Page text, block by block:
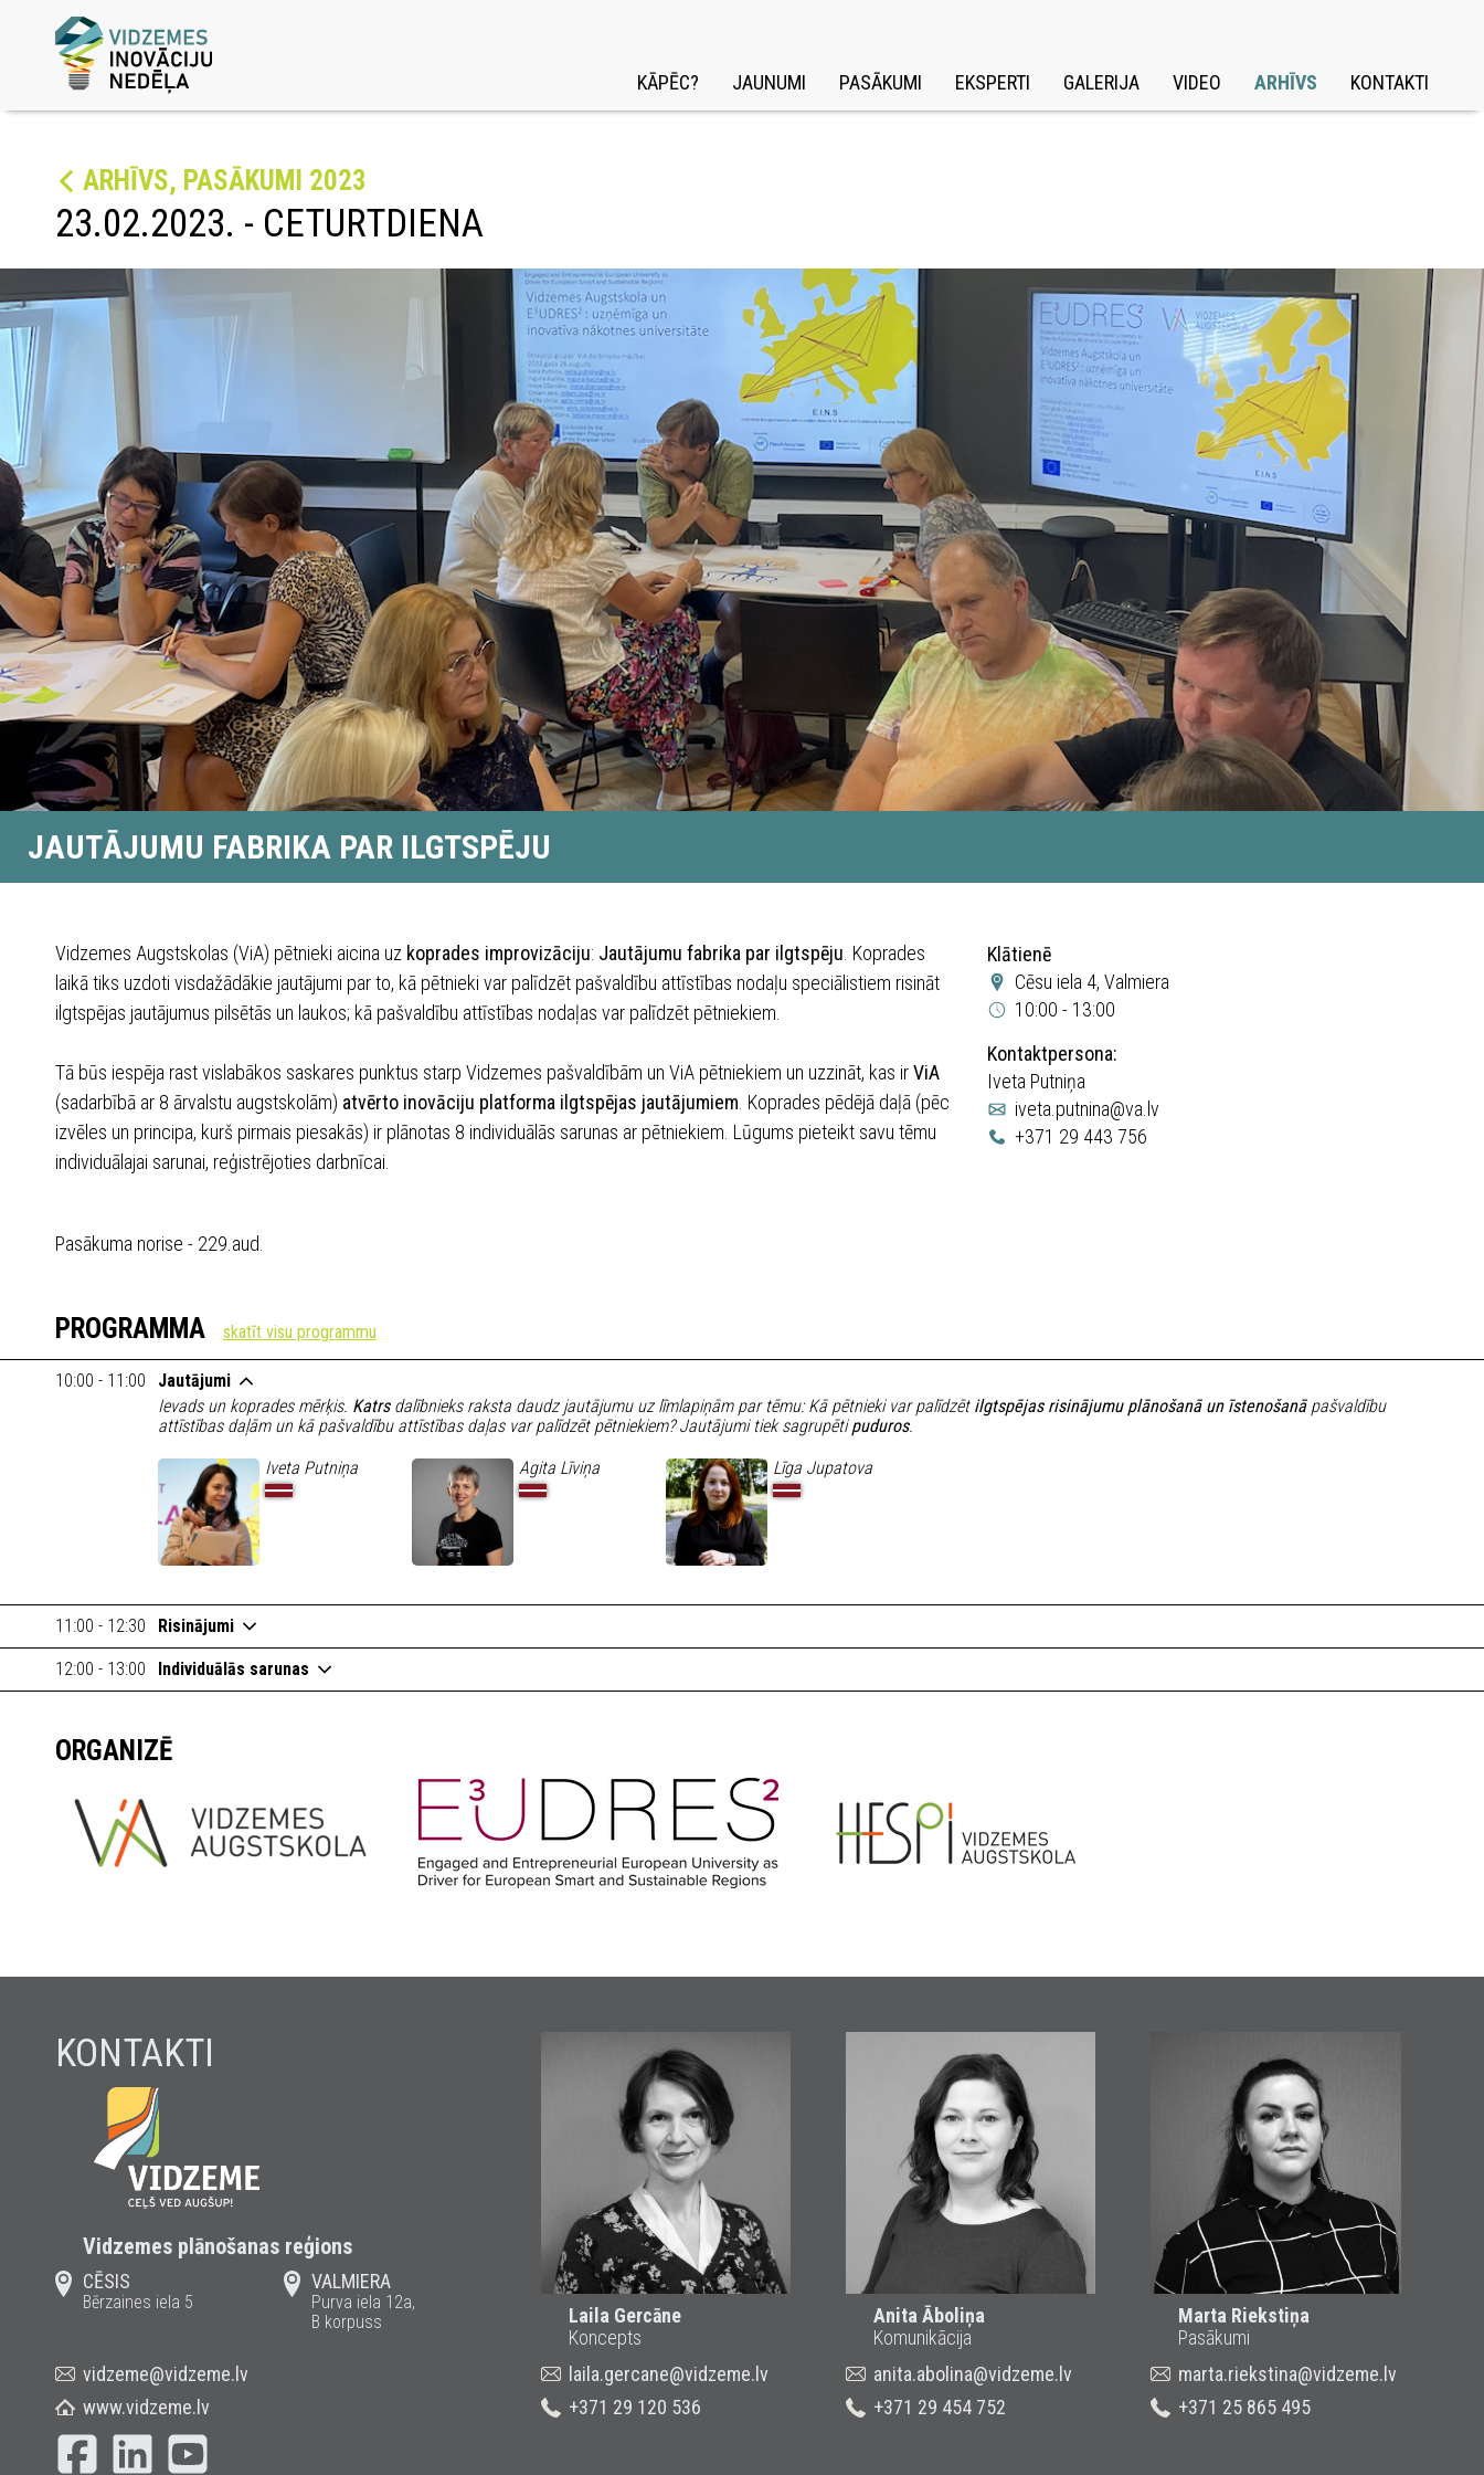
KĀPĒC? JAUNUMI PASĀKUMI EKSPERTI GALERIJA VIDEO ARHĪVS KONTAKTI
ARHĪVS, PASĀKUMI 2023
23.02.2023. - CETURTDIENA
JAUTĀJUMU FABRIKA PAR ILGTSPĒJU
Klātienē
Cēsu iela 4, Valmiera
10:00 - 13:00
Kontaktpersona:
Iveta Putniņa
iveta.putnina@va.lv
+371 29 443 756
Vidzemes Augstskolas (ViA) pētnieki aicina uz koprades improvizāciju: Jautājumu fabrika par ilgtspēju . Koprades
laikā tiks uzdoti visdažādākie jautājumi par to, kā pētnieki var palīdzēt pašvaldību attīstības nodaļu speciālistiem risināt
ilgtspējas jautājumus pilsētās un laukos; kā pašvaldību attīstības nodaļas var palīdzēt pētniekiem.
Tā būs iespēja rast vislabākos saskares punktus starp Vidzemes pašvaldībām un ViA pētniekiem un uzzināt, kas irViA
(sadarbībā ar 8 ārvalstu augstskolām) atvērto inovāciju platforma ilgtspējas jautājumiem . Koprades pēdējā daļā (pēc
izvēles un principa, kurš pirmais piesakās) ir plānotas 8 individuālās sarunas ar pētniekiem. Lūgums pieteikt savu tēmu
individuālajai sarunai, reģistrējoties darbnīcai.
Pasākuma norise - 229.aud.
PROGRAMMA
10:00 - 11:00
Jautājumi
Ievads un koprades mērķis. Katrs dalībnieks raksta daudz jautājumu uz līmlapiņām par tēmu: Kā pētnieki var palīdzēt ilgtspējas risinājumu plānošanā un īstenošanā pašvaldību
attīstības daļām un kā pašvaldību attīstības daļas var palīdzēt pētniekiem? Jautājumi tiek sagrupētipuduros.
Iveta Putniņa
Agita Līviņa Līga Jupatova
11:00 - 12:30 Risinājumi
12:00 - 13:00 Individuālās sarunas
ORGANIZĒ
KONTAKTI
Vidzemes plānošanas reģions
CĒSIS
Bērzaines iela 5
VALMIERA
Purva iela 12a,
B korpuss
vidzeme@vidzeme.lv
www.vidzeme.lv
Laila Gercāne
Koncepts
laila.gercane@vidzeme.lv
+371 29 120 536
Anita Āboliņa
Komunikācija
anita.abolina@vidzeme.lv
+371 29 454 752
Marta Riekstiņa
Pasākumi
marta.riekstina@vidzeme.lv
+371 25 865 495